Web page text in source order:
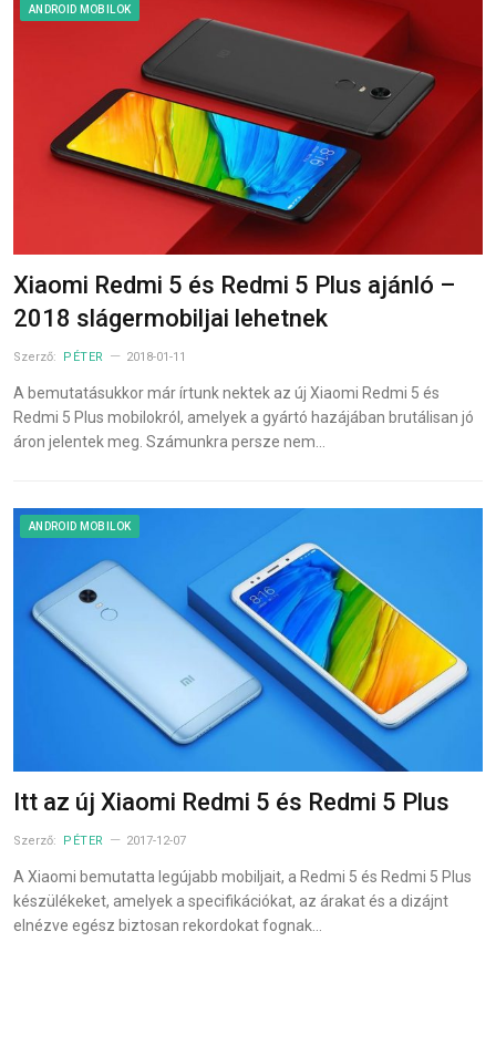
ANDROID MOBILOK
Xiaomi Redmi 5 és Redmi 5 Plus ajánló –
2018 slágermobiljai lehetnek
Szerző: PÉTER 2018-01-11
A bemutatásukkor már írtunk nektek az új Xiaomi Redmi 5 és
Redmi 5 Plus mobilokról, amelyek a gyártó hazájában brutálisan jó
áron jelentek meg. Számunkra persze nem…
ANDROID MOBILOK
Itt az új Xiaomi Redmi 5 és Redmi 5 Plus
Szerző: PÉTER 2017-12-07
A Xiaomi bemutatta legújabb mobiljait, a Redmi 5 és Redmi 5 Plus
készülékeket, amelyek a specifikációkat, az árakat és a dizájnt
elnézve egész biztosan rekordokat fognak…